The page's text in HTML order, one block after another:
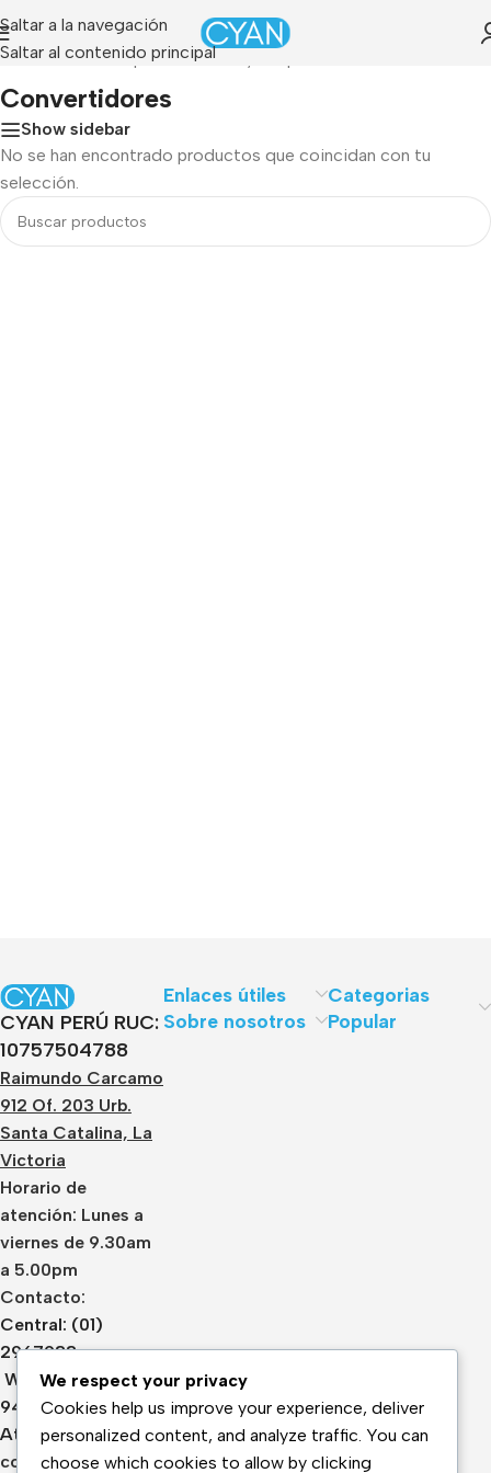
Saltar a la navegación
Saltar al contenido principal
»PC & Computo»Cables y adaptadores
Convertidores
Show sidebar
No se han encontrado productos que coincidan con tu
selección.
CYAN PERÚ RUC:
10757504788
Raimundo Carcamo
912 Of. 203 Urb.
Santa Catalina, La
Victoria
Horario de
atención: Lunes a
viernes de 9.30am
a 5.00pm
Contacto:
Central: (01)
2967933
Whatsapp:
943436148
Atención:
contacto@cyanperu.com
Enlaces útiles
Sobre nosotros
Categorias
Popular
We respect your privacy
Cookies help us improve your experience, deliver
personalized content, and analyze traffic. You can
choose which cookies to allow by clicking